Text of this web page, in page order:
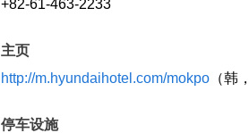
+82-61-463-2233
主页
http://m.hyundaihotel.com/mokpo （韩
停车设施